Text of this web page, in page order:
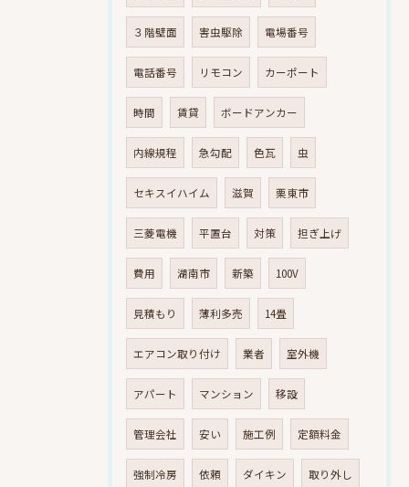
３階壁面 害虫駆除 電場番号
電話番号 リモコン カーポート
時間 賃貸 ボードアンカー
内線規程 急勾配 色瓦 虫
セキスイハイム 滋賀 栗東市
三菱電機 平置台 対策 担ぎ上げ
費用 湖南市 新築 100V
見積もり 薄利多売 14畳
エアコン取り付け 業者 室外機
アパート マンション 移設
管理会社 安い 施工例 定額料金
強制冷房 依頼 ダイキン 取り外し